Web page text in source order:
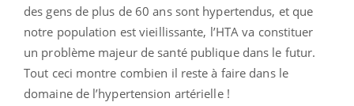
des gens de plus de 60 ans sont hypertendus, et que
notre population est vieillissante, l’HTA va constituer
un problème majeur de santé publique dans le futur.
Tout ceci montre combien il reste à faire dans le
domaine de l’hypertension artérielle !